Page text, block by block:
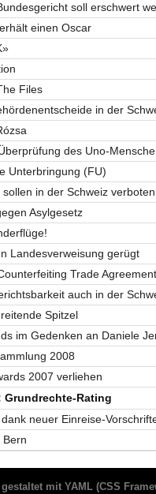
soll erschwert
einen Oscar
Files
in der
des Uno-
Unterbringung (FU)
in der Schweiz
Asylgesetz
Landesverweisung gerügt
Trade
auch in der
Spitzel
im Gedenken an Daniele
2008
2007 verliehen
Grundrechte-Rating
neuer Einreise-
Bern
mit YAML(CSS